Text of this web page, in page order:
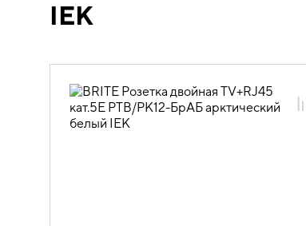
белый
IEK